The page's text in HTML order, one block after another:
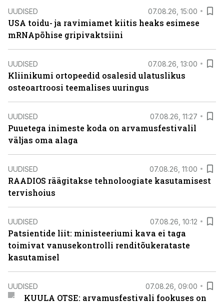
UUDISED 07.08.26, 15:00
USA toidu- ja ravimiamet kiitis heaks esimese
mRNApõhise gripivaktsiini
UUDISED 07.08.26, 13:00
Kliinikumi ortopeedid osalesid ulatuslikus
osteoartroosi teemalises uuringus
UUDISED 07.08.26, 11:27
Puuetega inimeste koda on arvamusfestivalil
väljas oma alaga
UUDISED 07.08.26, 11:00
RAADIOS räägitakse tehnoloogiate kasutamisest
tervishoius
UUDISED 07.08.26, 10:12
Patsientide liit: ministeeriumi kava ei taga
toimivat vanusekontrolli renditõukerataste
kasutamisel
UUDISED 07.08.26, 09:00
KUULA OTSE: arvamusfestivali fookuses on